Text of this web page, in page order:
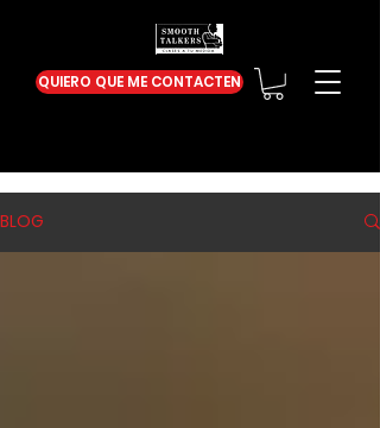
QUIERO QUE ME CONTACTEN
BLOG